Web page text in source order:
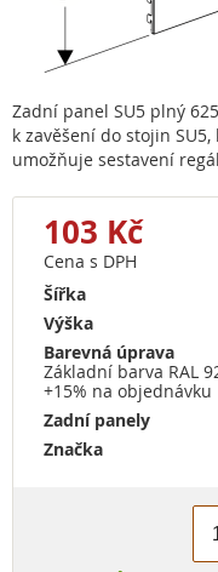
Zadní panel SU5 plný
k zavěšení do stojin
umožňuje sestavení
103 Kč
Cena s DPH
Šířka
Výška
Barevná úprava
Základní barva RAL
+15% na objednávku
Zadní panely
Značka